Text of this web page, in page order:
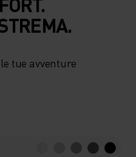
tue avventure